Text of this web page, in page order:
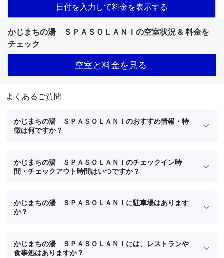
日付を入力して料金を表示する
かじまちの湯 ＳＰＡＳＯＬＡＮＩの空室状況 & 料金を
チェック
空室と料金を見る
よくあるご質問
かじまちの湯 ＳＰＡＳＯＬＡＮＩのおすすめ情報・特
徴は何ですか？
かじまちの湯 ＳＰＡＳＯＬＡＮＩのチェックイン時
間・チェックアウト時間はいつですか？
かじまちの湯 ＳＰＡＳＯＬＡＮＩに駐車場はあります
か？
かじまちの湯 ＳＰＡＳＯＬＡＮＩには、レストランや
食事処はありますか？